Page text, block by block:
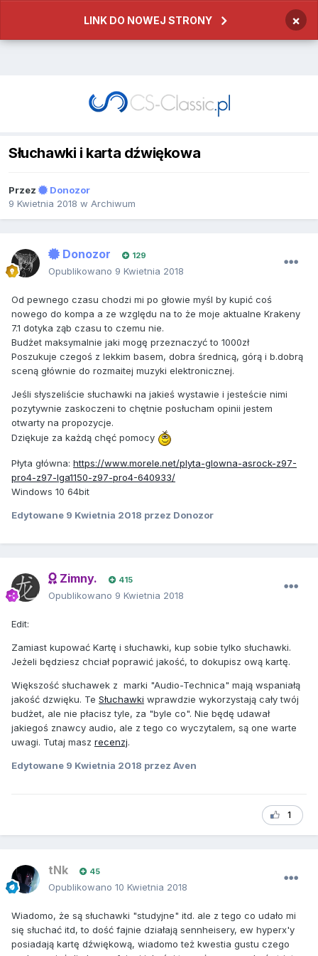
LINK DO NOWEJ STRONY ×
Słuchawki i karta dźwiękowa
Przez
Donozor
9 Kwietnia 2018 w Archiwum
Donozor 129
Opublikowano 9 Kwietnia 2018
Od pewnego czasu chodzi mi po głowie myśl by kupić coś
nowego do kompa a ze względu na to że moje aktualne Krakeny
7.1 dotyka ząb czasu to czemu nie.
Budżet maksymalnie jaki mogę przeznaczyć to 1000zł
Poszukuje czegoś z lekkim basem, dobra średnicą, górą i b.dobrą
sceną głównie do rozmaitej muzyki elektronicznej.
Jeśli słyszeliście słuchawki na jakieś wystawie i jesteście nimi
pozytywnie zaskoczeni to chętnie posłucham opinii jestem
otwarty na propozycje.
Dziękuje za każdą chęć pomocy
Płyta główna: https://www.morele.net/plyta-glowna-asrock-z97-
pro4-z97-lga1150-z97-pro4-640933/
Windows 10 64bit
Edytowane 9 Kwietnia 2018 przez Donozor
Zimny. 415
Opublikowano 9 Kwietnia 2018
Edit:
Zamiast kupować Kartę i słuchawki, kup sobie tylko słuchawki.
Jeżeli będziesz chciał poprawić jakość, to dokupisz ową kartę.
Większość słuchawek z marki "Audio-Technica" mają wspaniałą
jakość dzwięku. Te Słuchawki wprawdzie wykorzystają cały twój
budżet, ale nie płacisz tyle, za "byle co". Nie będę udawał
jakiegoś znawcy audio, ale z tego co wyczytalem, są one warte
uwagi. Tutaj masz recenzj.
Edytowane 9 Kwietnia 2018 przez Aven
1
tNk 45
Opublikowano 10 Kwietnia 2018
Wiadomo, że są słuchawki "studyjne" itd. ale z tego co udało mi
się słuchać itd, to dość fajnie działają sennheisery, ew hyperx'y
posiadają kartę dźwiękową, wiadomo też kwestia gustu czego